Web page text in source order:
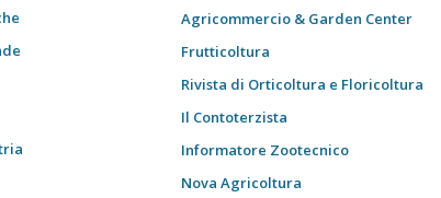
Agricommercio & Garden Center
Frutticoltura
Rivista di Orticoltura e Floricoltura
Il Contoterzista
Informatore Zootecnico
Nova Agricoltura